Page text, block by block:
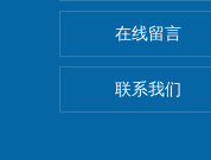
在线留言
联系我们